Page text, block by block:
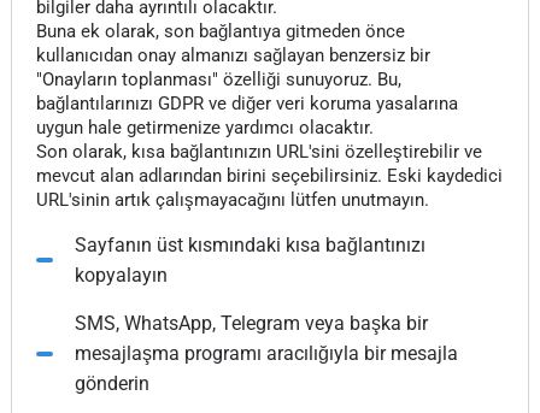
bilgiler daha ayrıntılı olacaktır.
Buna ek olarak, son bağlantıya gitmeden önce
kullanıcıdan onay almanızı sağlayan benzersiz bir
"Onayların toplanması" özelliği sunuyoruz. Bu,
bağlantılarınızı GDPR ve diğer veri koruma yasalarına
uygun hale getirmenize yardımcı olacaktır.
Son olarak, kısa bağlantınızın URL'sini özelleştirebilir ve
mevcut alan adlarından birini seçebilirsiniz. Eski kaydedici
URL'sinin artık çalışmayacağını lütfen unutmayın.
Sayfanın üst kısmındaki kısa bağlantınızı
kopyalayın
SMS, WhatsApp, Telegram veya başka bir
mesajlaşma programı aracılığıyla bir mesajla
gönderin